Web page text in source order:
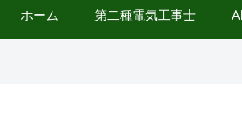
ホーム 第二種電気工事士